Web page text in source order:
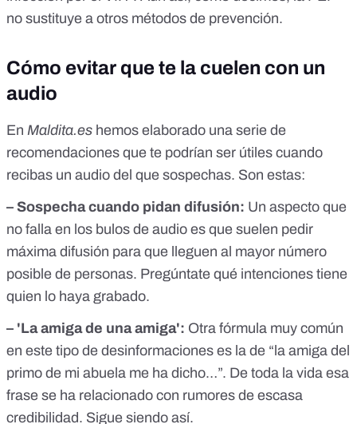
no sustituye a otros métodos de prevención.
Cómo evitar que te la cuelen con un
audio
En Maldita.es hemos elaborado una serie de
recomendaciones que te podrían ser útiles cuando
recibas un audio del que sospechas. Son estas:
– Sospecha cuando pidan difusión: Un aspecto que
no falla en los bulos de audio es que suelen pedir
máxima difusión para que lleguen al mayor número
posible de personas. Pregúntate qué intenciones tiene
quien lo haya grabado.
– 'La amiga de una amiga': Otra fórmula muy común
en este tipo de desinformaciones es la de “la amiga del
primo de mi abuela me ha dicho…”. De toda la vida esa
frase se ha relacionado con rumores de escasa
credibilidad. Sigue siendo así.